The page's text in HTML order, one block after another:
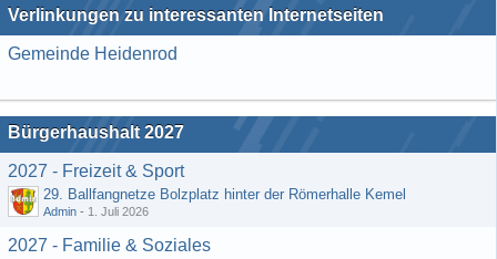
Verlinkungen zu interessanten Internetseiten
Gemeinde Heidenrod
Bürgerhaushalt 2027
2027 - Freizeit & Sport
29. Ballfangnetze Bolzplatz hinter der Römerhalle Kemel
Admin - 1. Juli 2026
2027 - Familie & Soziales